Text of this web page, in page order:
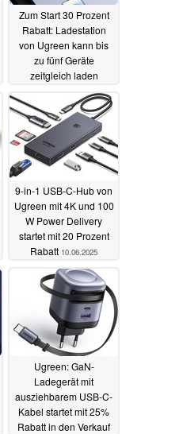
Zum Start 30 Prozent
Rabatt: Ladestation
von Ugreen kann bis
zu fünf Geräte
zeitgleich laden
9-in-1 USB-C-Hub von
Ugreen mit 4K und 100
W Power Delivery
startet mit 20 Prozent
Rabatt 10.06.2025
Ugreen: GaN-
Ladegerät mit
ausziehbarem USB-C-
Kabel startet mit 25%
Rabatt in den Verkauf